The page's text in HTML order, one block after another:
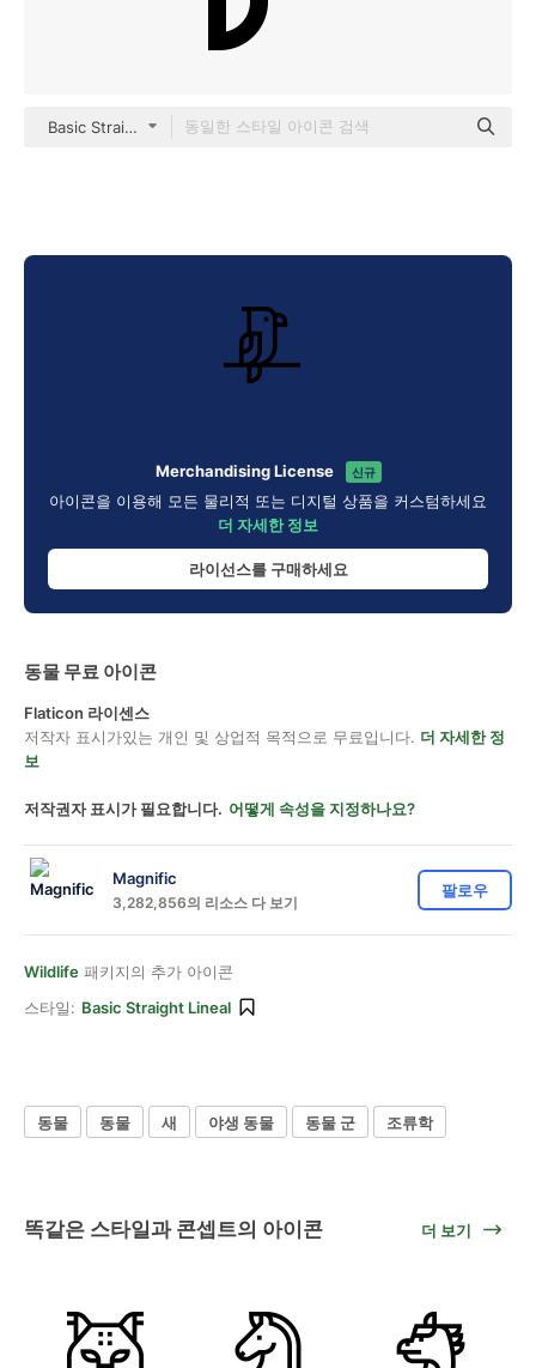
Basic Straight Lineal
Merchandising License 신규
아이콘을 이용해 모든 물리적 또는 디지털 상품을 커스텀하세요
더 자세한 정보
라이선스를 구매하세요
동물 무료 아이콘
Flaticon 라이센스
저작자 표시가있는 개인 및 상업적 목적으로 무료입니다. 더 자세한 정
보
저작권자 표시가 필요합니다. 어떻게 속성을 지정하나요?
Magnific
3,282,856의 리소스 다 보기
팔로우
Wildlife 패키지의 추가 아이콘
스타일: Basic Straight Lineal
동물 동물 새 야생 동물 동물 군 조류학
똑같은 스타일과 콘셉트의 아이콘 더 보기